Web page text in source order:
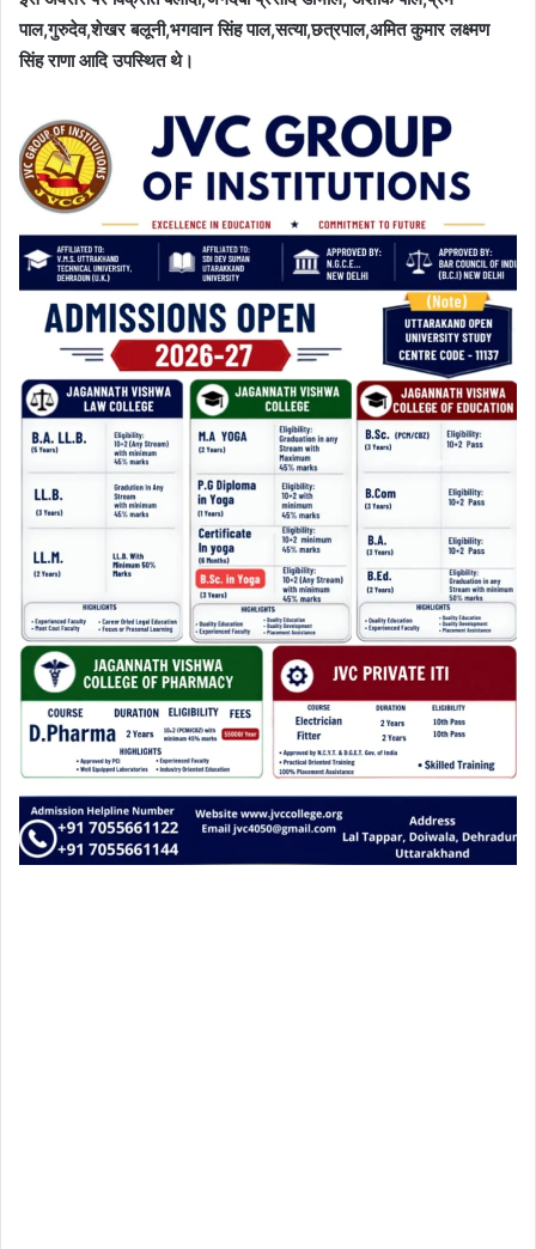
पाल,गुरुदेव,शेखर बलूनी,भगवान सिंह पाल,सत्या,छत्रपाल,अमित कुमार लक्ष्मण
सिंह राणा आदि उपस्थित थे।